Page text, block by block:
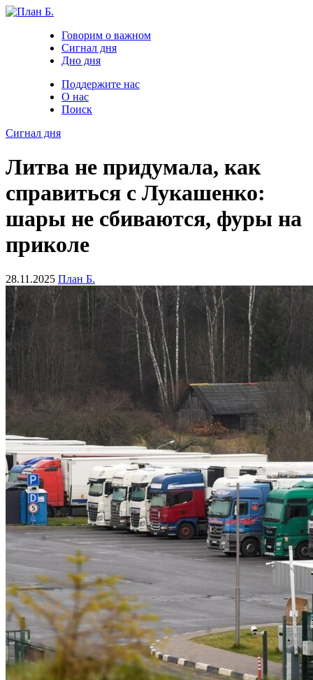
Говорим о важном
Сигнал дня
Дно дня
Поддержите нас
О нас
Поиск
Сигнал дня
Литва не придумала, как
справиться с Лукашенко:
шары не сбиваются, фуры на
приколе
28.11.2025 План Б.